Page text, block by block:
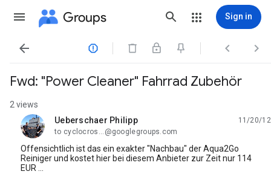
Groups Sign in
   
Fwd: "Power Cleaner" Fahrrad Zubehör
2 views
Ueberschaer Philipp
unread,
11/20/12
to cyclocros...@googlegroups.com
Offensichtlich ist das ein exakter "Nachbau" der Aqua2Go
Reiniger und kostet hier bei diesem Anbieter zur Zeit nur 114
EUR ...